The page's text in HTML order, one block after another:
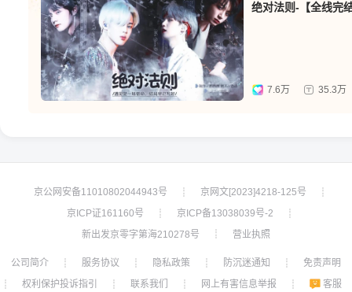
绝对法则-【全线完
7.6万 35.3万
京公网安备11010802044943号 ┊ 京网文[2023]4218-125号
┊
京ICP证161160号
┊ 京ICP备13038039号-2
┊
新出发京零字第海210278号
┊ 营业执照
公司简介 ┊ 服务协议 ┊ 隐私政策 ┊ 防沉迷通知 ┊
免责声明
┊
权利保护投诉指引 ┊ 联系我们 ┊ 网上有害信息举报 ┊
客服